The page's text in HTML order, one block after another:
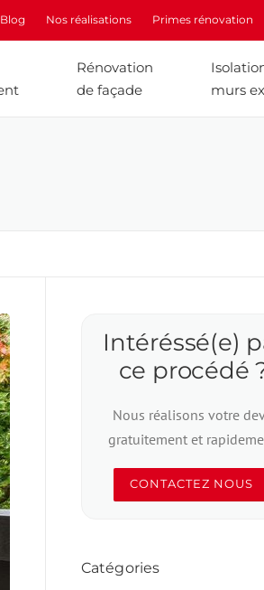
Blog Nos réalisations Primes rénovation
Rénovation
de façade
murs
Intéréssé(e)
ce procédé
Nous réalisons votre
gratuitement et
CONTACTEZ NOUS
Catégories